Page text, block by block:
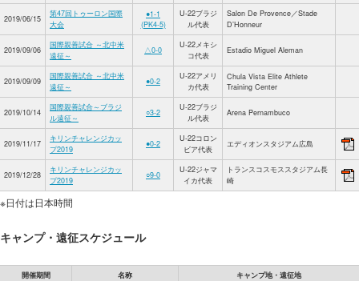
2019/06/15
第47回トゥーロン国際
大会
●1-1
(PK4-5)
U-22ブラジ
ル代表
Salon De Provence／Stade
D’Honneur
2019/09/06
国際親善試合 ～北中米
遠征～
△0-0
U-22メキシ
コ代表
Estadio Miguel Aleman
2019/09/09
国際親善試合 ～北中米
遠征～
●0-2
U-22アメリ
カ代表
Chula Vista Elite Athlete
Training Center
2019/10/14
国際親善試合～ブラジ
ル遠征～
○3-2
U-22ブラジ
ル代表
Arena Pernambuco
2019/11/17
キリンチャレンジカッ
プ2019
●0-2
U-22コロン
ビア代表
エディオンスタジアム広島
2019/12/28
キリンチャレンジカッ
プ2019
○9-0
U-22ジャマ
イカ代表
トランスコスモススタジアム長
崎
※日付は日本時間
キャンプ・遠征スケジュール
開催期間 名称
キャンプ地・遠征地